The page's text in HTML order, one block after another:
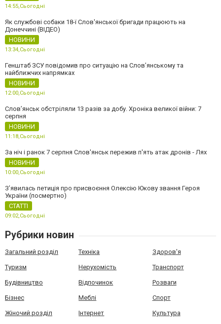
14:55,Сьогодні
Як службові собаки 18-ї Слов'янської бригади працюють на
Донеччині (ВІДЕО)
НОВИНИ
13:34,Сьогодні
Генштаб ЗСУ повідомив про ситуацію на Слов’янському та
найближчих напрямках
НОВИНИ
12:00,Сьогодні
Слов’янськ обстріляли 13 разів за добу. Хроніка великої війни: 7
серпня
НОВИНИ
11:18,Сьогодні
За ніч і ранок 7 серпня Слов'янськ пережив п'ять атак дронів - Лях
НОВИНИ
10:00,Сьогодні
З’явилась петиція про присвоєння Олексію Юкову звання Героя
України (посмертно)
СТАТТІ
09:02,Сьогодні
Рубрики новин
Загальний розділ Техніка Здоров'я
Туризм Нерухомість Транспорт
Будівництво Відпочинок Розваги
Бізнес Меблі Спорт
Жіночий розділ Інтернет Культура